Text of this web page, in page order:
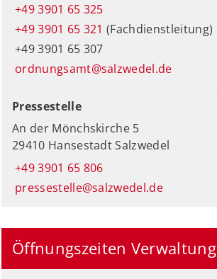
+49 3901 65 325
+49 3901 65 321 (Fachdienstleitung)
+49 3901 65 307
ordnungsamt@salzwedel.de
Pressestelle
An der Mönchskirche 5
29410 Hansestadt Salzwedel
+49 3901 65 806
pressestelle@salzwedel.de
Öffnungszeiten Verwaltung